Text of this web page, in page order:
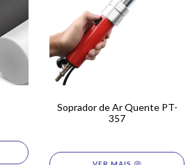
Soprador de Ar Quente PT-
357